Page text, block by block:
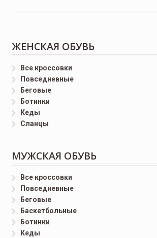
ЖЕНСКАЯ ОБУВЬ
Все кроссовки
Повседневные
Беговые
Ботинки
Кеды
Сланцы
МУЖСКАЯ ОБУВЬ
Все кроссовки
Повседневные
Беговые
Баскетбольные
Ботинки
Кеды